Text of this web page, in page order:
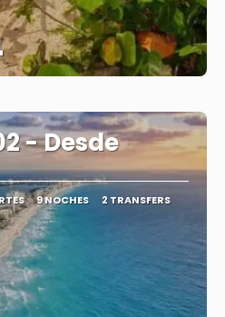
- Desde
9 NOCHES 2 TRANSFERS